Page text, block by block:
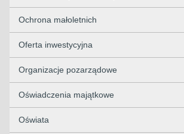
Ochrona małoletnich
Oferta inwestycyjna
Organizacje pozarządowe
Oświadczenia majątkowe
Oświata